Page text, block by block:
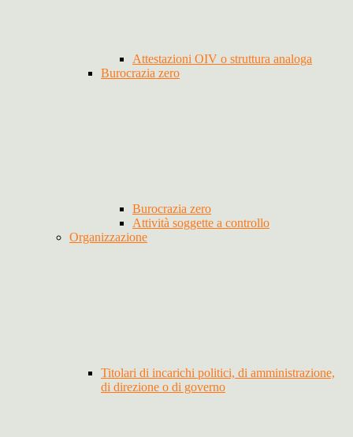
Attestazioni OIV o struttura analoga
Burocrazia zero
Burocrazia zero
Attività soggette a controllo
Organizzazione
Titolari di incarichi politici, di amministrazione,
di direzione o di governo